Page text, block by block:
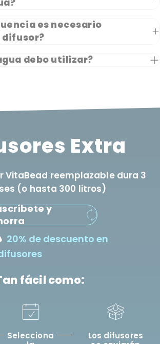
es necesario
difusor?
debo utilizar?
Extra
VitaBead reemplazable dura 3
(o hasta 300 litros)
y
20% de descuento en
fácil como:
Selecciona
Los difusores